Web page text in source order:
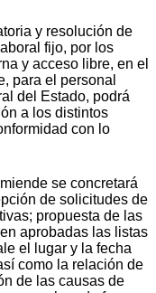
y resolución de
fijo, por los
y acceso libre, en el
para el personal
del Estado, podrá
a los distintos
con lo
se concretará
de solicitudes de
propuesta de las
aprobadas las listas
el lugar y la fecha
como la relación de
de las causas de